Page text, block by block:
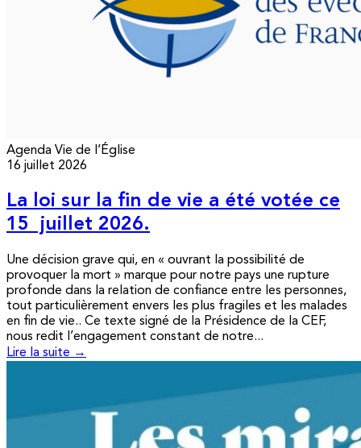
Agenda Vie de l’Église
16 juillet 2026
La loi sur la fin de vie a été votée ce
15 juillet 2026.
Une décision grave qui, en « ouvrant la possibilité de
provoquer la mort » marque pour notre pays une rupture
profonde dans la relation de confiance entre les personnes,
tout particulièrement envers les plus fragiles et les malades
en fin de vie.. Ce texte signé de la Présidence de la CEF,
nous redit l’engagement constant de notre...
Lire la suite →